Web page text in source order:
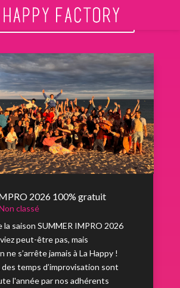
AUX ACTUALITÉS
2026 100% gratuit
classé
saison SUMMER IMPRO 2026
peut-être pas, mais
ne s’arrête jamais à La Happy !
temps d’improvisation sont
l'année par nos adhérents